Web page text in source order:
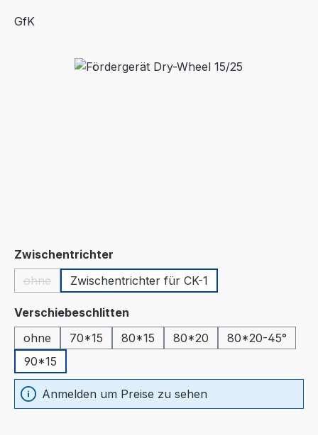
GfK
Bildergalerie überspringen
Zwischentrichter
ohne
(Diese Option ist zurzeit nicht verfügbar.)
Zwischentrichter für CK-1
Verschiebeschlitten
ohne
70*15 80*15 80*20
80*20-45°
90*15
Anmelden um Preise zu sehen